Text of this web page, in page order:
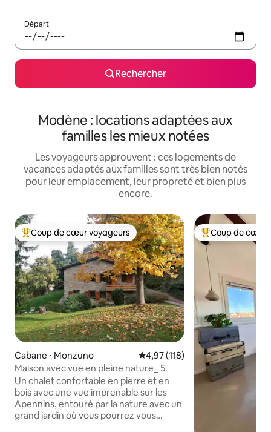
Départ
Rechercher
Modène : locations adaptées aux
familles les mieux notées
Les voyageurs approuvent : ces logements de
vacances adaptés aux familles sont très bien notés
pour leur emplacement, leur propreté et bien plus
encore.
Coups de cœur voyageurs les plus appréciés
Coup de cœur voyageurs
Cabane ⋅ Monzuno Évaluation moyenne sur la
4,97 (118)
Maison avec vue en pleine nature_ 5
Un chalet confortable en pierre et en
bois avec une vue imprenable sur les
Apennins, entouré par la nature avec un
grand jardin où vous pourrez vous
Coups de cœur
Coup de cœur